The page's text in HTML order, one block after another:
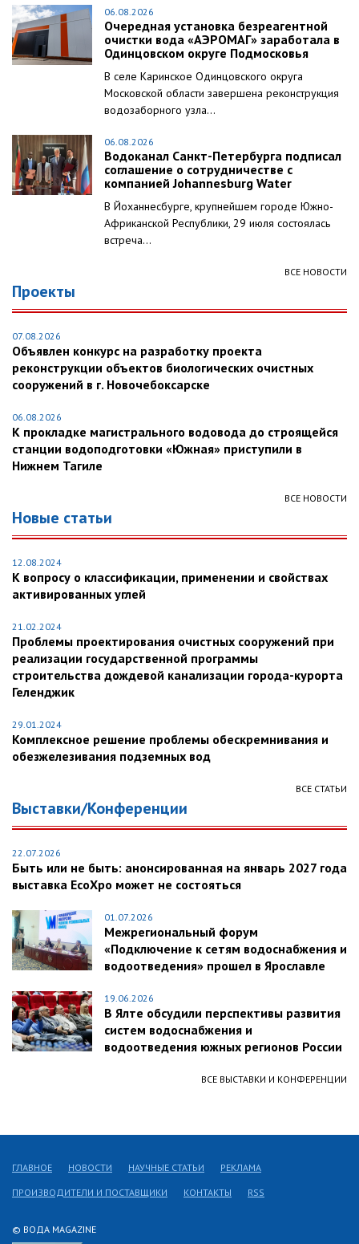
06.08.2026
Очередная установка безреагентной
очистки вода «АЭРОМАГ» заработала в
Одинцовском округе Подмосковья
В селе Каринское Одинцовского округа
Московской области завершена реконструкция
водозаборного узла...
06.08.2026
Водоканал Санкт-Петербурга подписал
соглашение о сотрудничестве с
компанией Johannesburg Water
В Йоханнесбурге, крупнейшем городе Южно-
Африканской Республики, 29 июля состоялась
встреча...
ВСЕ НОВОСТИ
Проекты
07.08.2026
Объявлен конкурс на разработку проекта
реконструкции объектов биологических очистных
сооружений в г. Новочебоксарске
06.08.2026
К прокладке магистрального водовода до строящейся
станции водоподготовки «Южная» приступили в
Нижнем Тагиле
ВСЕ НОВОСТИ
Новые статьи
12.08.2024
К вопросу о классификации, применении и свойствах
активированных углей
21.02.2024
Проблемы проектирования очистных сооружений при
реализации государственной программы
строительства дождевой канализации города-курорта
Геленджик
29.01.2024
Комплексное решение проблемы обескремнивания и
обезжелезивания подземных вод
ВСЕ СТАТЬИ
Выставки/Конференции
22.07.2026
Быть или не быть: анонсированная на январь 2027 года
выставка EcoXpo может не состояться
01.07.2026
Межрегиональный форум
«Подключение к сетям водоснабжения и
водоотведения» прошел в Ярославле
19.06.2026
В Ялте обсудили перспективы развития
систем водоснабжения и
водоотведения южных регионов России
ВСЕ ВЫСТАВКИ И КОНФЕРЕНЦИИ
© ВОДА MAGAZINE
ГЛАВНОЕ НОВОСТИ НАУЧНЫЕ СТАТЬИ РЕКЛАМА
ПРОИЗВОДИТЕЛИ И ПОСТАВЩИКИ КОНТАКТЫ RSS